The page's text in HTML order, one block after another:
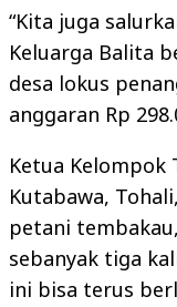
“Kita juga
Keluarga Balita
desa lokus
anggaran Rp
Ketua Kelompok
Kutabawa,
petani
sebanyak tiga
ini bisa terus